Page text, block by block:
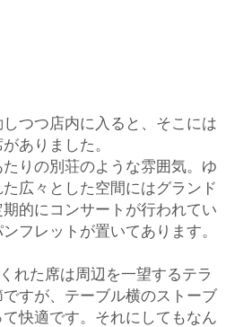
つつ店内に入ると、そこには
ありました。
りの別荘のような雰囲気。ゆ
広々とした空間にはグランド
的にコンサートが行われてい
フレットが置いてあります。
れた席は周辺を一望するテラ
すが、テーブル横のストーブ
快適です。それにしてもなん